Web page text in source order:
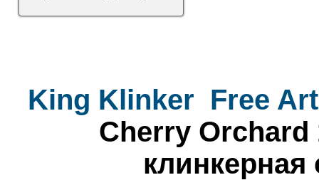
King Klinker Free Art
Cherry Orchard
клинкерная